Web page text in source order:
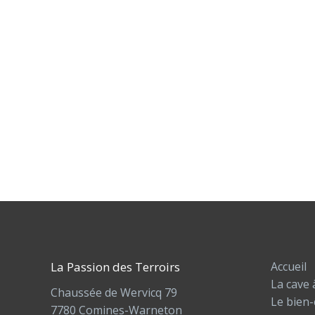
La Passion des Terroirs
Chaussée de Wervicq 79
7780 Comines-Warneton
Accueil
La cave
Le